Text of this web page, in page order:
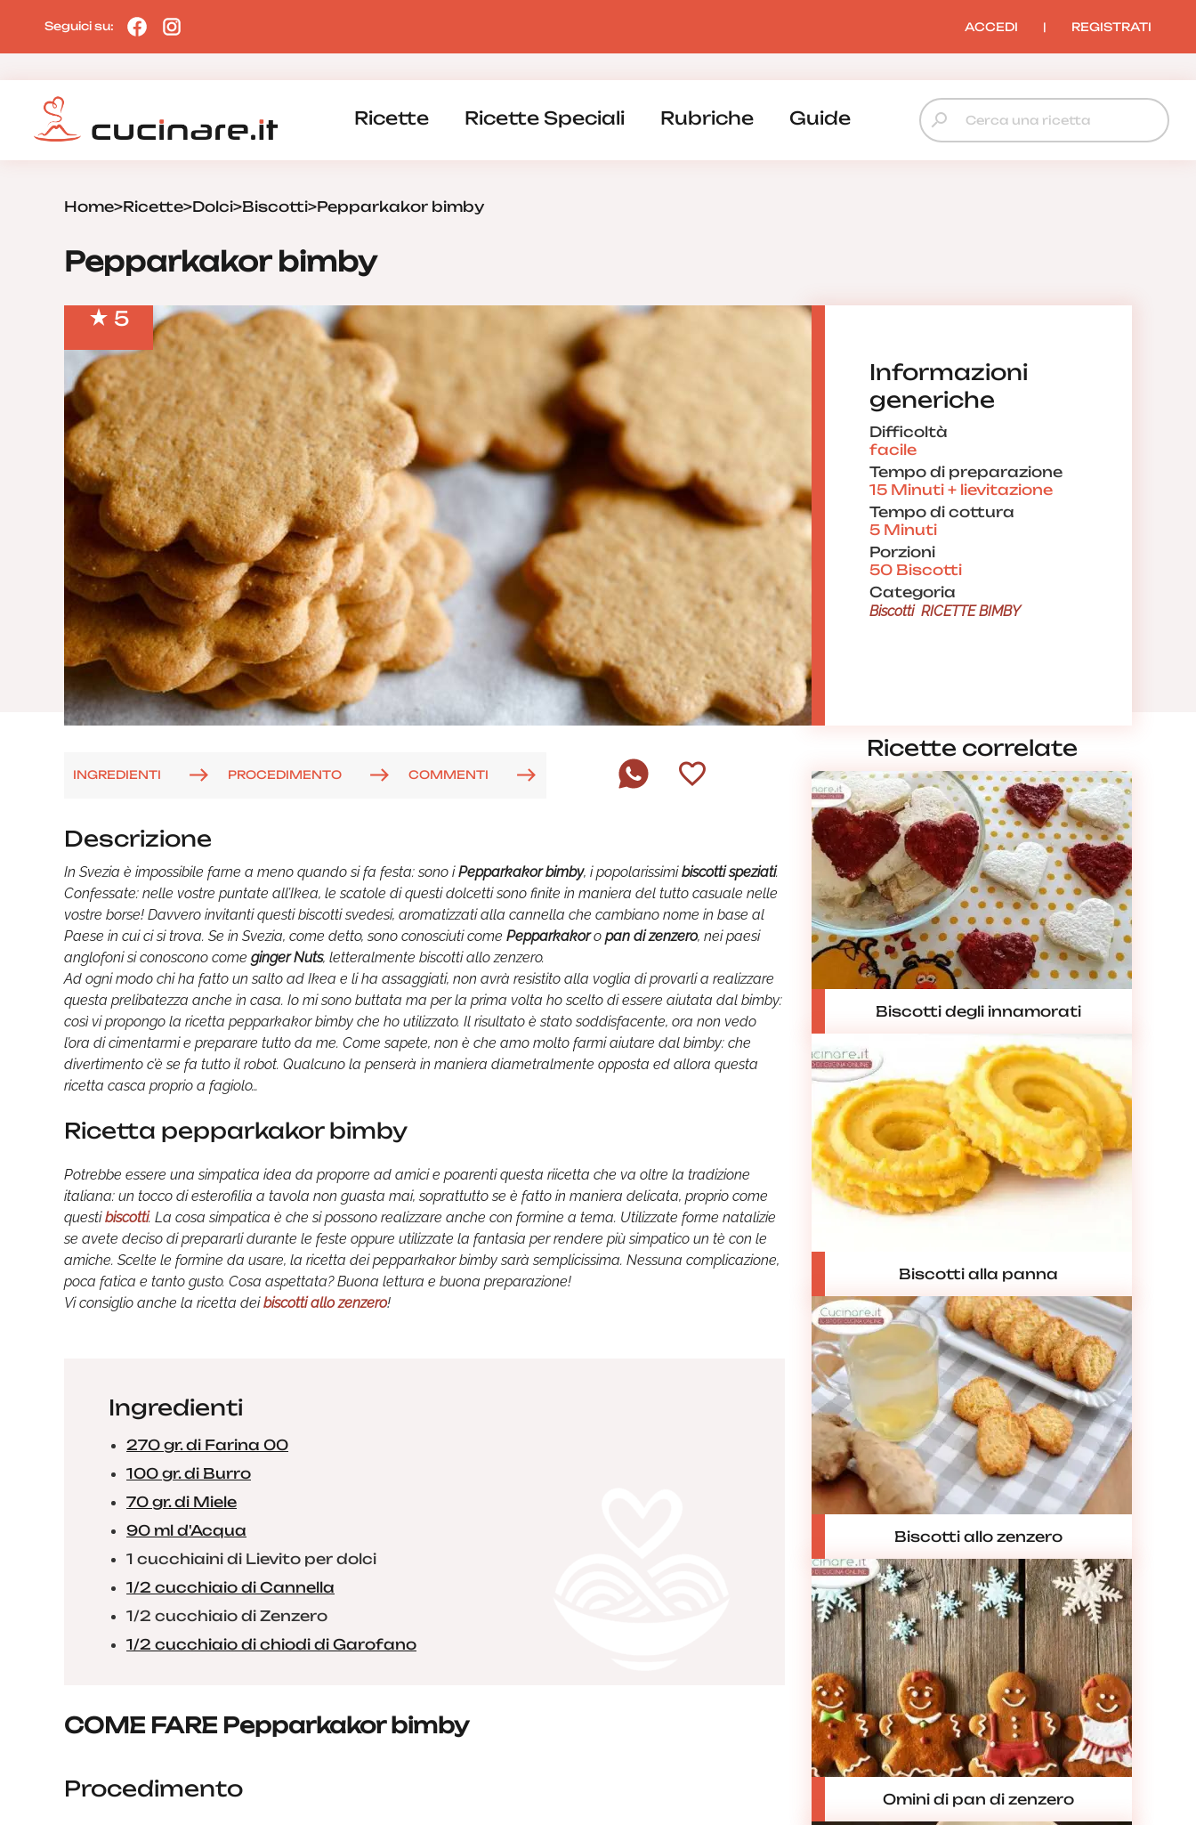
Seguici su: ACCEDI | REGISTRATI
Ricette Ricette Speciali Rubriche Guide
Home>Ricette>Dolci>Biscotti>Pepparkakor bimby
Pepparkakor bimby
5
Informazioni
generiche
Difficoltà
facile
Tempo di preparazione
15 Minuti + lievitazione
Tempo di cottura
5 Minuti
Porzioni
50 Biscotti
Categoria
Biscotti RICETTE BIMBY
INGREDIENTI PROCEDIMENTO COMMENTI
Descrizione
In Svezia è impossibile farne a meno quando si fa festa: sono iPepparkakor bimby, i popolarissimibiscotti speziati.
Confessate: nelle vostre puntate all’Ikea, le scatole di questi dolcetti sono finite in maniera del tutto casuale nelle
vostre borse! Davvero invitanti questi biscotti svedesi, aromatizzati alla cannella che cambiano nome in base al
Paese in cui ci si trova. Se in Svezia, come detto, sono conosciuti come Pepparkakoro pan di zenzero, nei paesi
anglofoni si conoscono come ginger Nuts, letteralmente biscotti allo zenzero.
Ad ogni modo chi ha fatto un salto ad Ikea e li ha assaggiati, non avrà resistito alla voglia di provarli a realizzare
questa prelibatezza anche in casa. Io mi sono buttata ma per la prima volta ho scelto di essere aiutata dal bimby:
così vi propongo la ricetta pepparkakor bimby che ho utilizzato. Il risultato è stato soddisfacente, ora non vedo
l’ora di cimentarmi e preparare tutto da me. Come sapete, non è che amo molto farmi aiutare dal bimby: che
divertimento c’è se fa tutto il robot. Qualcuno la penserà in maniera diametralmente opposta ed allora questa
ricetta casca proprio a fagiolo…
Ricetta pepparkakor bimby
Potrebbe essere una simpatica idea da proporre ad amici e poarenti questa riicetta che va oltre la tradizione
italiana: un tocco di esterofilia a tavola non guasta mai, soprattutto se è fatto in maniera delicata, proprio come
questibiscotti. La cosa simpatica è che si possono realizzare anche con formine a tema. Utilizzate forme natalizie
se avete deciso di prepararli durante le feste oppure utilizzate la fantasia per rendere più simpatico un tè con le
amiche. Scelte le formine da usare, la ricetta dei pepparkakor bimby sarà semplicissima. Nessuna complicazione,
poca fatica e tanto gusto. Cosa aspettata? Buona lettura e buona preparazione!
Vi consiglio anche la ricetta deibiscotti allo zenzero!
Ingredienti
270 gr. di Farina 00
100 gr. di Burro
70 gr. di Miele
90 ml d'Acqua
1 cucchiaini di Lievito per dolci
1/2 cucchiaio di Cannella
1/2 cucchiaio di Zenzero
1/2 cucchiaio di chiodi di Garofano
COME FARE Pepparkakor bimby
Procedimento
Ricette correlate
Biscotti degli innamorati
Biscotti alla panna
Biscotti allo zenzero
Omini di pan di zenzero